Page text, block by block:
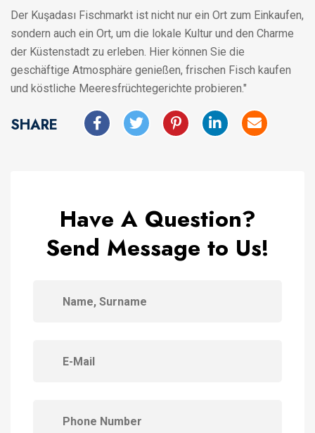
Der Kuşadası Fischmarkt ist nicht nur ein Ort zum Einkaufen,
sondern auch ein Ort, um die lokale Kultur und den Charme
der Küstenstadt zu erleben. Hier können Sie die
geschäftige Atmosphäre genießen, frischen Fisch kaufen
und köstliche Meeresfrüchtegerichte probieren."
SHARE
Have A Question?
Send Message to Us!